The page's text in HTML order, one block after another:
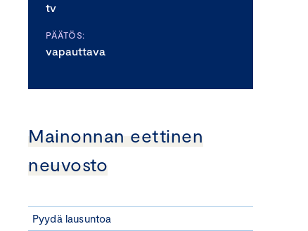
tv
PÄÄTÖS:
vapauttava
Mainonnan eettinen
neuvosto
Pyydä lausuntoa